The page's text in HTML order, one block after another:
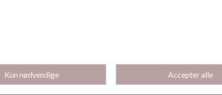
DKK 419,00DKK 209,50
Holiday Tai Med Bindebånd, Sunny Chocolate
DKK 339,00DKK 100,00